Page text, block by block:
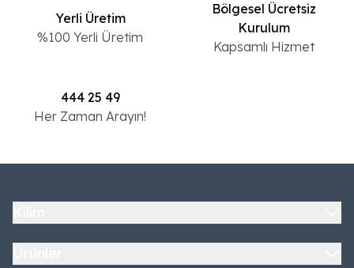
Yerli Üretim
%100 Yerli Üretim
Bölgesel Ücretsiz
Kurulum
Kapsamlı Hizmet
444 25 49
Her Zaman Arayın!